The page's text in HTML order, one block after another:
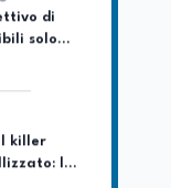
solo
killer
la